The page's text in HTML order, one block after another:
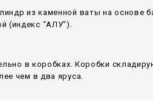
из каменной ваты на основе
(индекс “АЛУ”).
в коробках. Коробки
чем в два яруса.